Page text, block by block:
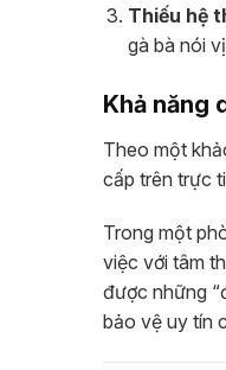
Thiếu hệ
gà bà nói
Khả năng
Theo một
cấp trên trực
Trong một
việc với tâm
được những
bảo vệ uy tín